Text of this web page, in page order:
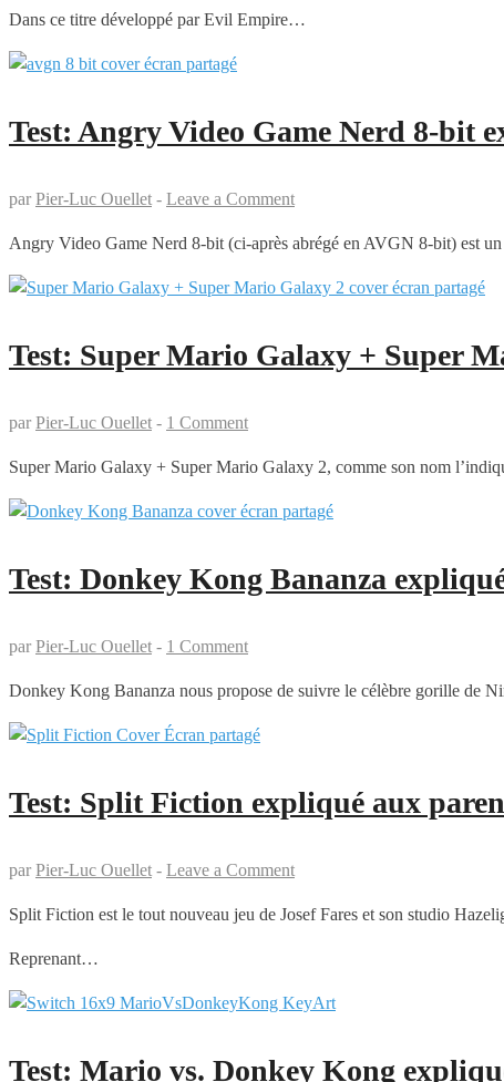
Dans ce titre développé par Evil Empire…
Test: Angry Video Game Nerd 8-bit
par Pier-Luc Ouellet - Leave a Comment
Angry Video Game Nerd 8-bit (ci-après abrégé en AVGN 8-bit) est
Test: Super Mario Galaxy + Super
par Pier-Luc Ouellet - 1 Comment
Super Mario Galaxy + Super Mario Galaxy 2, comme son nom
Test: Donkey Kong Bananza
par Pier-Luc Ouellet - 1 Comment
Donkey Kong Bananza nous propose de suivre le célèbre gorille de
Test: Split Fiction expliqué aux
par Pier-Luc Ouellet - Leave a Comment
Split Fiction est le tout nouveau jeu de Josef Fares et son studio
Reprenant…
Test: Mario vs. Donkey Kong